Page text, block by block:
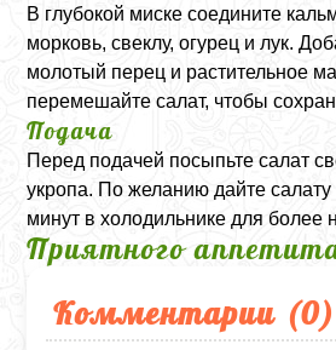
В глубокой миске соедините
морковь, свеклу, огурец и лук.
молотый перец и растительное
перемешайте салат, чтобы
Подача
Перед подачей посыпьте салат
укропа. По желанию дайте салату
минут в холодильнике для более
Приятного
Комментарии (0)